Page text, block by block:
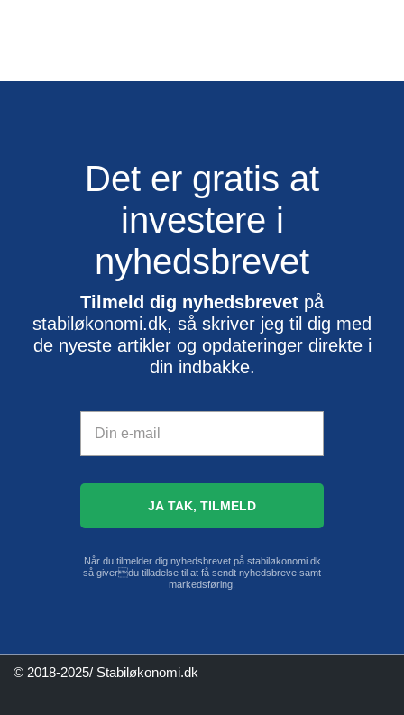
Det er gratis at
investere i
nyhedsbrevet
Tilmeld dig nyhedsbrevet på
stabiløkonomi.dk, så skriver jeg til dig med
de nyeste artikler og opdateringer direkte i
din indbakke.
Når du tilmelder dig nyhedsbrevet på stabiløkonomi.dk
så giverdu tilladelse til at få sendt nyhedsbreve samt
markedsføring.
© 2018-2025/ Stabiløkonomi.dk